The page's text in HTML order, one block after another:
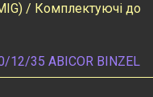
/ Комплектуючі до
12/35 ABICOR BINZEL